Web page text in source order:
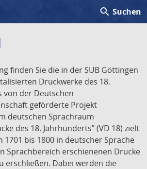
search Suchen
finden Sie die in der SUB Göttingen
Druckwerke des 18.
von der Deutschen
geförderte Projekt
deutschen Sprachraum
des 18. Jahrhunderts” (VD 18) zielt
1701 bis 1800 in deutscher Sprache
Sprachbereich erschienenen Drucke
erschließen. Dabei werden die